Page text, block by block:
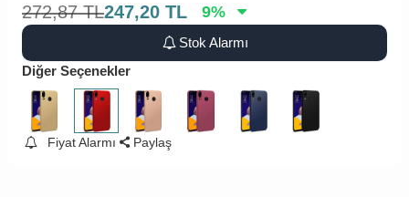
272,87 TL247,20 TL 9%
Stok Alarmı
Diğer Seçenekler
Fiyat Alarmı Paylaş